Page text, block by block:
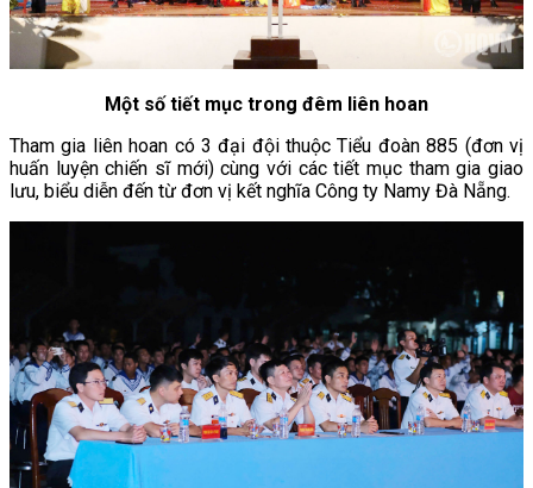
Một số tiết mục trong đêm liên hoan
Tham gia liên hoan có 3 đại đội thuộc Tiểu đoàn 885 (đơn vị
huấn luyện chiến sĩ mới) cùng với các tiết mục tham gia giao
lưu, biểu diễn đến từ đơn vị kết nghĩa Công ty Namy Đà Nẵng.